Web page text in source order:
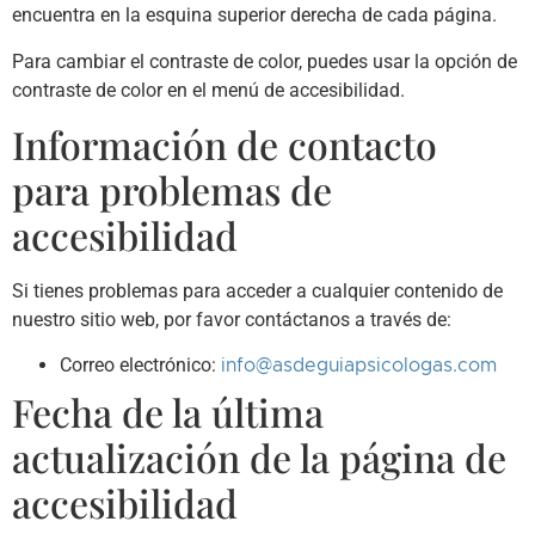
encuentra en la esquina superior derecha de cada página.
Para cambiar el contraste de color, puedes usar la opción de
contraste de color en el menú de accesibilidad.
Información de contacto
para problemas de
accesibilidad
Si tienes problemas para acceder a cualquier contenido de
nuestro sitio web, por favor contáctanos a través de:
Correo electrónico: info@asdeguiapsicologas.com
Fecha de la última
actualización de la página de
accesibilidad